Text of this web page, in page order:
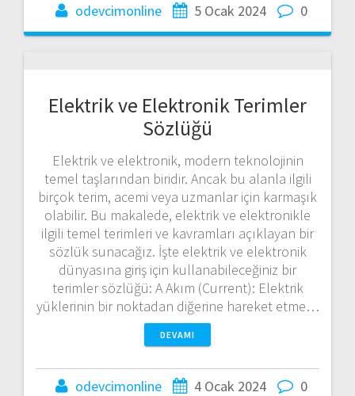
odevcimonline 5 Ocak 2024 0
Elektrik ve Elektronik Terimler
Sözlüğü
Elektrik ve elektronik, modern teknolojinin
temel taşlarından biridir. Ancak bu alanla ilgili
birçok terim, acemi veya uzmanlar için karmaşık
olabilir. Bu makalede, elektrik ve elektronikle
ilgili temel terimleri ve kavramları açıklayan bir
sözlük sunacağız. İşte elektrik ve elektronik
dünyasına giriş için kullanabileceğiniz bir
terimler sözlüğü: A Akım (Current): Elektrik
yüklerinin bir noktadan diğerine hareket etme…
DEVAMI
odevcimonline 4 Ocak 2024 0